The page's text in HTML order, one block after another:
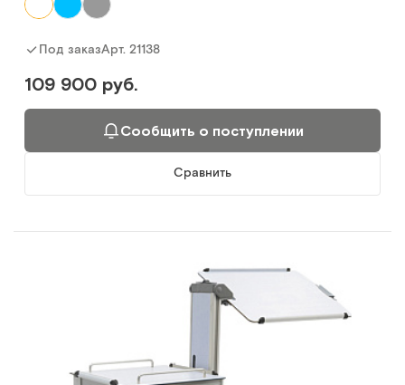
Под заказАрт. 21138
109 900 руб.
Сообщить о поступлении
Сравнить